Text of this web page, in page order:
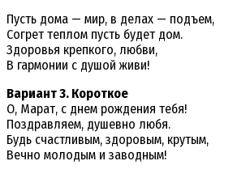
Пусть дома — мир, в делах — подъем,
Согрет теплом пусть будет дом.
Здоровья крепкого, любви,
В гармонии с душой живи!
Вариант 3. Короткое
О, Марат, с днем рождения тебя!
Поздравляем, душевно любя.
Будь счастливым, здоровым, крутым,
Вечно молодым и заводным!